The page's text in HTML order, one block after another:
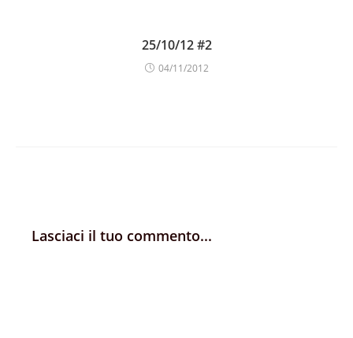
25/10/12 #2
04/11/2012
Lasciaci il tuo commento...